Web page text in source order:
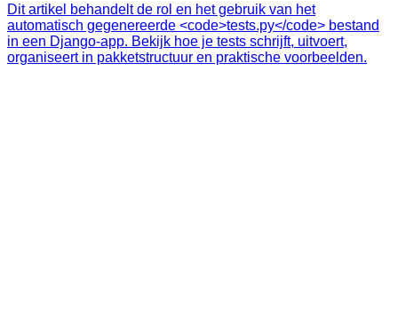
Dit artikel behandelt de rol en het gebruik van het
automatisch gegenereerde <code>tests.py</code> bestand
in een Django-app. Bekijk hoe je tests schrijft, uitvoert,
organiseert in pakketstructuur en praktische voorbeelden.